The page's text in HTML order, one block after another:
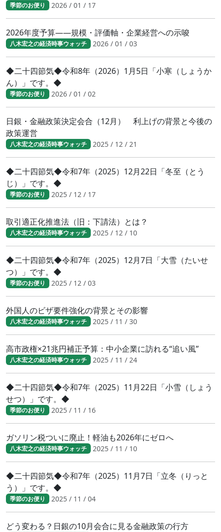
季節のお便り 2026 / 01 / 17
2026年度予算――規模・評価軸・企業経営への示唆
八木宏之の経済時事ウォッチ 2026 / 01 / 03
◆二十四節気◆令和8年（2026）1月5日「小寒（しょうか
ん）」です。◆
季節のお便り 2026 / 01 / 02
日銀・金融政策決定会合（12月） 利上げの背景と今後の
政策運営
八木宏之の経済時事ウォッチ 2025 / 12 / 21
◆二十四節気◆令和7年（2025）12月22日「冬至（とう
じ）」です。◆
季節のお便り 2025 / 12 / 17
取引適正化推進法（旧：下請法）とは？
八木宏之の経済時事ウォッチ 2025 / 12 / 10
◆二十四節気◆令和7年（2025）12月7日「大雪（たいせ
つ）」です。◆
季節のお便り 2025 / 12 / 03
外国人のビザ要件強化の背景とその影響
八木宏之の経済時事ウォッチ 2025 / 11 / 30
高市政権×21兆円補正予算：中小企業に訪れる“追い風”
八木宏之の経済時事ウォッチ 2025 / 11 / 24
◆二十四節気◆令和7年（2025）11月22日「小雪（しょう
せつ）」です。◆
季節のお便り 2025 / 11 / 16
ガソリン税ついに廃止！軽油も2026年にゼロへ
八木宏之の経済時事ウォッチ 2025 / 11 / 10
◆二十四節気◆令和7年（2025）11月7日「立冬（りっと
う）」です。◆
季節のお便り 2025 / 11 / 04
どう変わる？日銀の10月会合に見る金融政策の行方